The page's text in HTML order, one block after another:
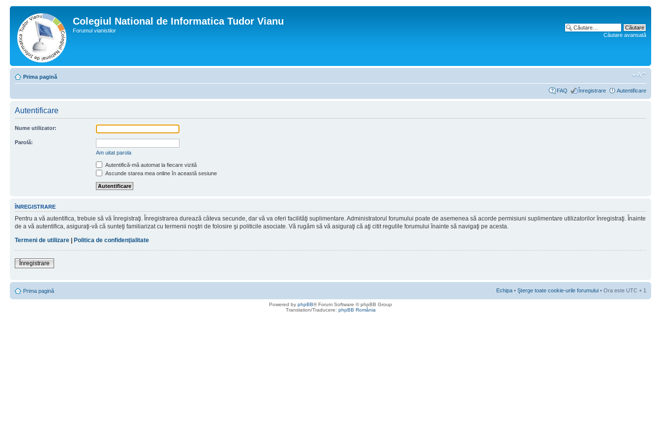
Colegiul National de Informatica Tudor Vianu
Forumul vianistilor
Căutare avansată
Prima pagină
FAQ Înregistrare Autentificare
Autentificare
Nume utilizator:
Parolă:
Am uitat parola
Autentifică-mă automat la fiecare vizită
Ascunde starea mea online în această sesiune
ÎNREGISTRARE
Pentru a vă autentifica, trebuie să vă înregistraţi. Înregistrarea durează câteva secunde, dar vă va oferi facilităţi suplimentare. Administratorul forumului poate de asemenea să acorde permisiuni suplimentare utilizatorilor înregistraţi. Înainte
de a vă autentifica, asiguraţi-vă că sunteţi familiarizat cu termenii noştri de folosire şi politicile asociate. Vă rugăm să vă asiguraţi că aţi citit regulile forumului înainte să navigaţi pe acesta.
Termeni de utilizare | Politica de confidenţialitate
Înregistrare
Prima pagină Echipa • Şterge toate cookie-urile forumului • Ora este UTC + 1
Powered by phpBB® Forum Software © phpBB Group
Translation/Traducere: phpBB România